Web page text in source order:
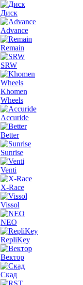
Диск
Advance
Remain
SRW
Khomen
Wheels
Accuride
Better
Sunrise
Venti
X-Race
Vissol
NEO
RepliKey
Вектор
Скад